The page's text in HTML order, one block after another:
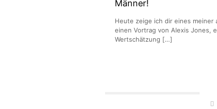
Männer!
Heute zeige ich dir eines meiner
einen Vortrag von Alexis Jones,
Wertschätzung […]